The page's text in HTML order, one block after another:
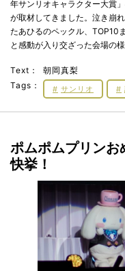
年サンリオキャラクター大賞
が取材してきました。泣き崩
たあひるのペックル、TOP10
と感動が入り交ざった会場の
Text：
朝岡真梨
Tags：
サンリオ
ポムポムプリン
快挙！